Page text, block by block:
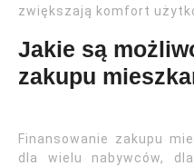
zwiększają komfort
Jakie są
zakupu
Finansowanie zakupu
dla wielu nabywców,